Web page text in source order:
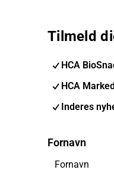
Tilmeld
HCA
HCA
Inderes
Fornavn